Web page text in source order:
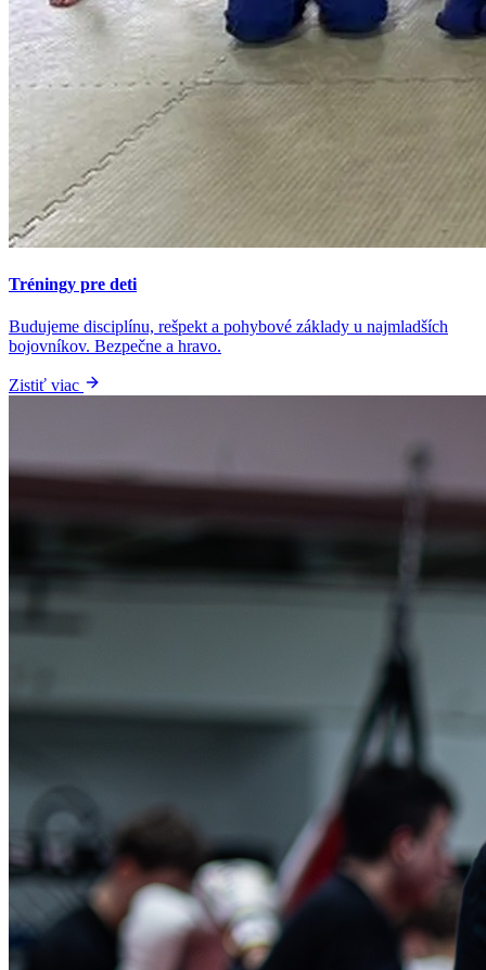
Tréningy pre deti
Budujeme disciplínu, rešpekt a pohybové základy u najmladších
bojovníkov. Bezpečne a hravo.
Zistiť viac